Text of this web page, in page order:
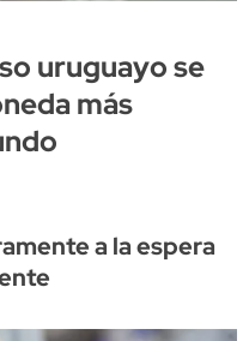
uruguayo se
más
a la espera